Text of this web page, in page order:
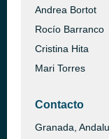
Andrea Bortot
Rocío Barranco
Cristina Hita
Mari Torres
Contacto
Granada,